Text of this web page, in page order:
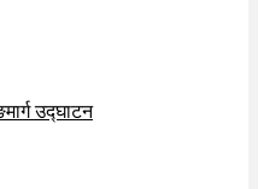
उद्घाटन